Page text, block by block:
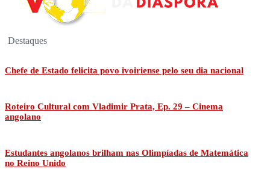
Destaques
Chefe de Estado felicita povo ivoiriense pelo seu dia nacional
Roteiro Cultural com Vladimir Prata, Ep. 29 – Cinema
angolano
Estudantes angolanos brilham nas Olimpíadas de Matemática
no Reino Unido